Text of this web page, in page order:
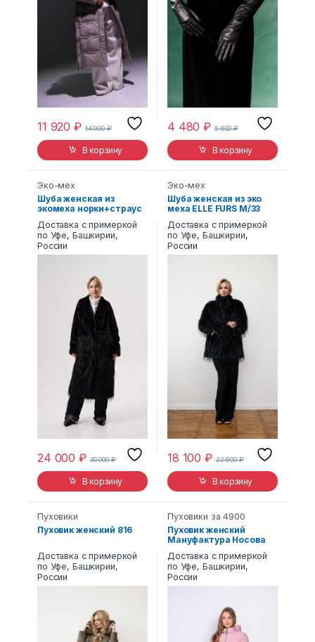
11 920₽ 14 900₽
В корзину
4 480₽ 5 600₽
В корзину
Эко-мех
Шуба женская из
экомеха норки+страус
Доставка с примеркой
по Уфе, Башкирии,
России
24 000₽ 30 000₽
В корзину
Эко-мех
Шуба женская из эко
меха ELLE FURS М/33
Доставка с примеркой
по Уфе, Башкирии,
России
18 100₽ 22 600₽
В корзину
Пуховики
Пуховик женский 816
Доставка с примеркой
по Уфе, Башкирии,
России
Пуховики за 4900
Пуховик женский
Мануфактура Носова
розовый
Доставка с примеркой
по Уфе, Башкирии,
России